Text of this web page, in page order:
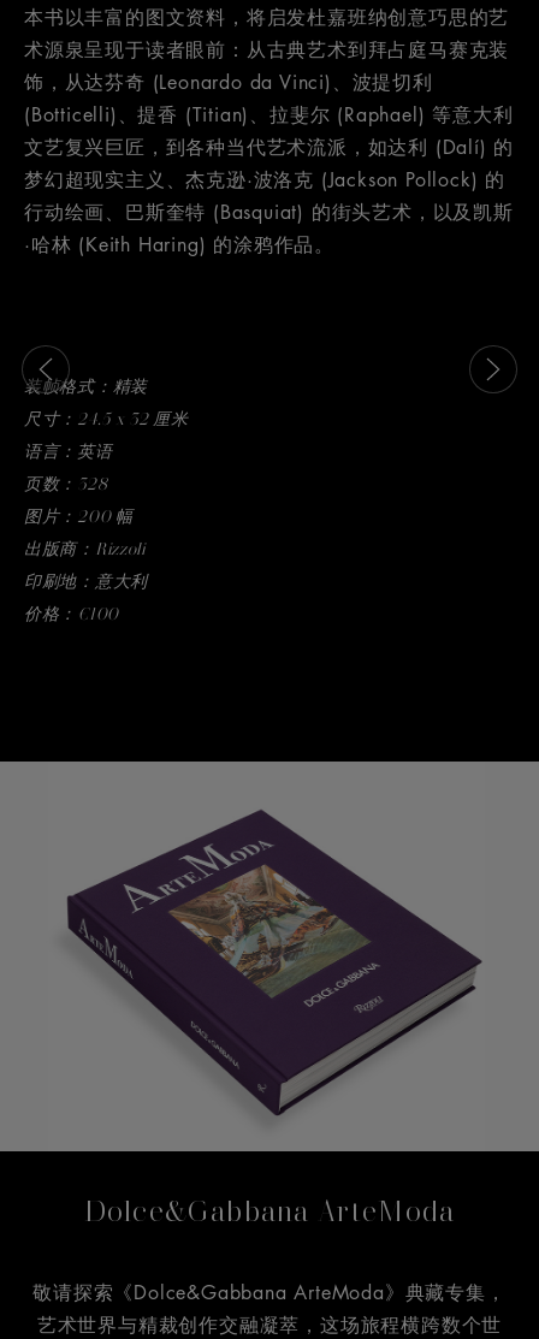
本书以丰富的图文资料，将启发杜嘉班纳创意巧思的艺
术源泉呈现于读者眼前：从古典艺术到拜占庭马赛克装
饰，从达芬奇 (Leonardo da Vinci)、波提切利
(Botticelli)、提香 (Titian)、拉斐尔 (Raphael) 等意大利
文艺复兴巨匠，到各种当代艺术流派，如达利 (Dalí) 的
梦幻超现实主义、杰克逊·波洛克 (Jackson Pollock) 的
行动绘画、巴斯奎特 (Basquiat) 的街头艺术，以及凯斯
·哈林 (Keith Haring) 的涂鸦作品。
这是带有可以左右移动幻灯片 的轮播图。有些图片有放大
装帧格式：精装
尺寸：24.5 x 32 厘米
语言：英语
页数：328
图片：200 幅
出版商：Rizzoli
印刷地：意大利
价格：€100
Dolce&Gabbana ArteModa
敬请探索《Dolce&Gabbana ArteModa》典藏专集，
艺术世界与精裁创作交融凝萃，这场旅程横跨数个世